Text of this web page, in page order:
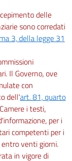
delle
sono corredati
3, della legge 31
Il Governo, ove
con
dell'art. 81, quarto
i testi,
per i
competenti per i
entro venti giorni.
in vigore di